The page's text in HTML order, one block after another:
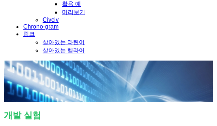
활용 예
미리보기
Civciv
Chrono-gram
링크
살아있는 라틴어
살아있는 헬라어
개발 실험